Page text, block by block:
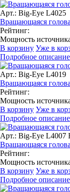
Арт.: Big-Eye L4025
Вращающаяся
Рейтинг:
Мощность
В корзину Уже в
Подробное описание
Арт.: Big-Eye L4019
Вращающаяся
Рейтинг:
Мощность
В корзину Уже в
Подробное описание
Арт.: Big-Eye L4007
Вращающаяся
Рейтинг:
Мощность
В корзину Уже в
Подробное описание